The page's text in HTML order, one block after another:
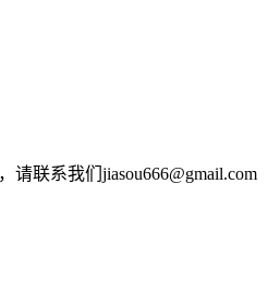
联系我们jiasou666@gmail.com